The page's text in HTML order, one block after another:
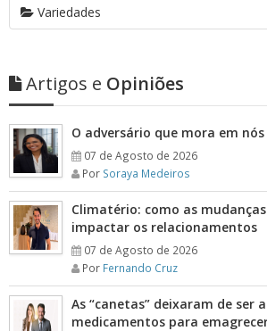
Variedades
Artigos e Opiniões
O adversário que mora em nós
07 de Agosto de 2026
Por Soraya Medeiros
Climatério: como as
impactar os relacionamentos
07 de Agosto de 2026
Por Fernando Cruz
As “canetas” deixaram de ser
medicamentos para